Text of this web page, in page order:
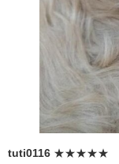
tuti0116 ★★★★★